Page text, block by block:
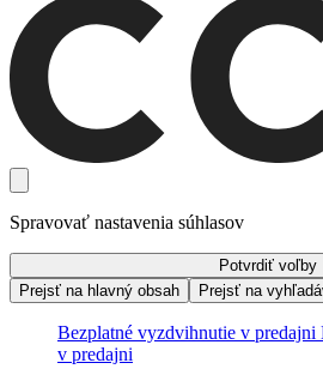
Spravovať nastavenia súhlasov
Potvrdiť voľby
Prejsť na hlavný obsah
Prejsť na
Bezplatné vyzdvihnutie v predajni
v predajni